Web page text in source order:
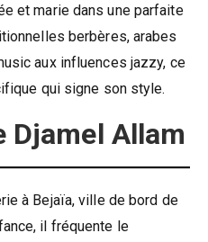
et marie dans une parfaite
berbères, arabes
aux influences jazzy, ce
qui signe son style.
Djamel Allam
à Bejaïa, ville de bord de
il fréquente le